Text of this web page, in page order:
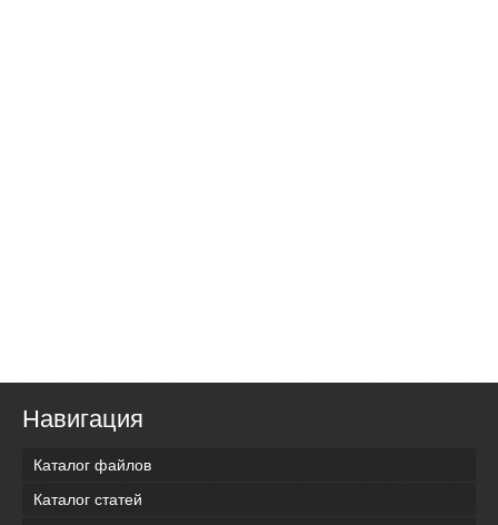
Навигация
Каталог файлов
Каталог статей